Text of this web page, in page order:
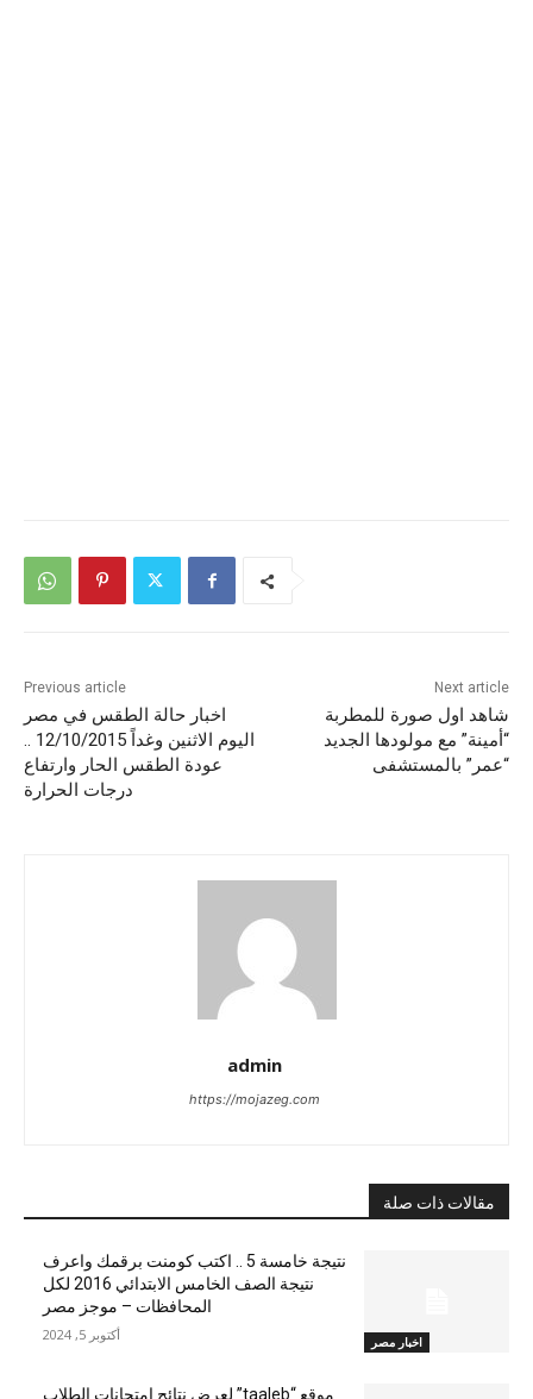
Previous article
اخبار حالة الطقس في مصر
اليوم الاثنين وغداً 12/10/2015 ..
عودة الطقس الحار وارتفاع
درجات الحرارة
Next article
شاهد اول صورة للمطربة
“أمينة” مع مولودها الجديد
“عمر” بالمستشفى
admin
https://mojazeg.com
مقالات ذات صلة
اخبار مصر
نتيجة خامسة 5 .. اكتب كومنت برقمك واعرف
نتيجة الصف الخامس الابتدائي 2016 لكل
المحافظات – موجز مصر
أكتوبر 5, 2024
موقع “taaleb” لعرض نتائج امتحانات الطلاب